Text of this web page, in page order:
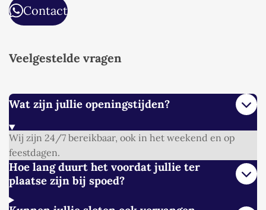
Contact
Veelgestelde vragen
Wat zijn jullie openingstijden?
Wij zijn 24/7 bereikbaar, ook in het weekend en op
feestdagen.
Hoe lang duurt het voordat jullie ter
plaatse zijn bij spoed?